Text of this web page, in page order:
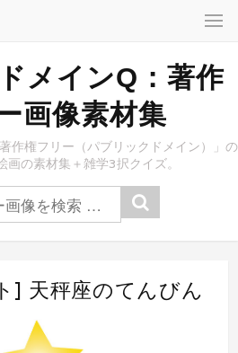
メインQ：著作
画像素材集
作権フリー（パブリックドメイン）」の
画の素材集＋雑学3択クイズ。
] 天秤座のてんびん